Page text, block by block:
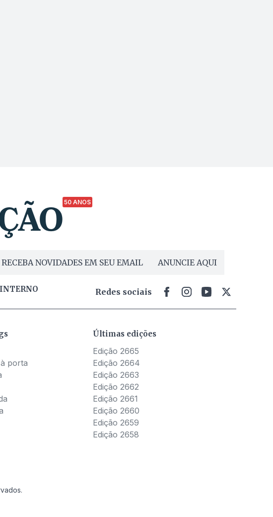
50 ANOS
RECEBA NOVIDADES EM SEU EMAIL ANUNCIE AQUI
Redes sociais
porta
Últimas edições
Edição 2665
Edição 2664
Edição 2663
Edição 2662
Edição 2661
Edição 2660
Edição 2659
Edição 2658